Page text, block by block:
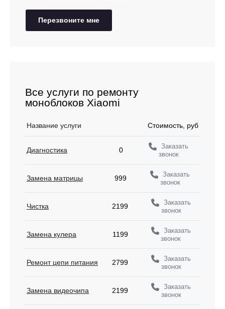
Перезвоните мне
Все услуги по ремонту
моноблоков Xiaomi
Название услуги Стоимость, руб
Диагностика 0
Заказать
звонок
Замена матрицы 999
Заказать
звонок
Чистка 2199
Заказать
звонок
Замена кулера 1199
Заказать
звонок
Ремонт цепи питания 2799
Заказать
звонок
Замена видеочипа 2199
Заказать
звонок